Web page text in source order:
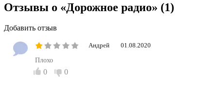
Отзывы о «Дорожное радио» (1)
Добавить отзыв
Андрей 01.08.2020
Плохо
0 0